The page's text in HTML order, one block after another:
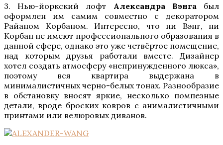
3. Нью-йоркский лофт Александра Вэнга был
оформлен им самим совместно с декоратором
Райаном Корбаном. Интересно, что ни Вэнг, ни
Корбан не имеют профессионального образования в
данной сфере, однако это уже четвёртое помещение,
над которым друзья работали вместе. Дизайнер
хотел создать атмосферу «непринужденного люкса»,
поэтому вся квартира выдержана в
минималистичных черно-белых тонах. Разнообразие
в обстановку вносят яркие, несколько помпезные
детали, вроде броских ковров с анималистичными
принтами или велюровых диванов.